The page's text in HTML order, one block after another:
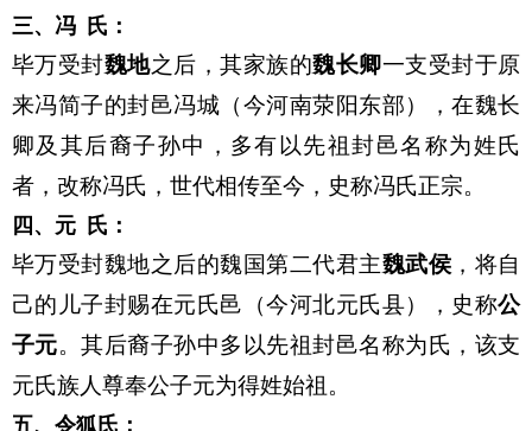
三、冯 氏：
毕万受封魏地之后，其家族的魏长卿一支受封于原
来冯简子的封邑冯城（今河南荥阳东部），在魏长
卿及其后裔子孙中，多有以先祖封邑名称为姓氏
者，改称冯氏，世代相传至今，史称冯氏正宗。
四、元 氏：
毕万受封魏地之后的魏国第二代君主魏武侯 ，将自
己的儿子封赐在元氏邑（今河北元氏县），史称公
子元。其后裔子孙中多以先祖封邑名称为氏，该支
元氏族人尊奉公子元为得姓始祖。
五、令狐氏：